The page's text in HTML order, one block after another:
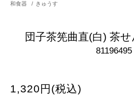
和食器 / きゅうす
団子茶筅曲直(白) 茶
81196495
1,320円(税込)